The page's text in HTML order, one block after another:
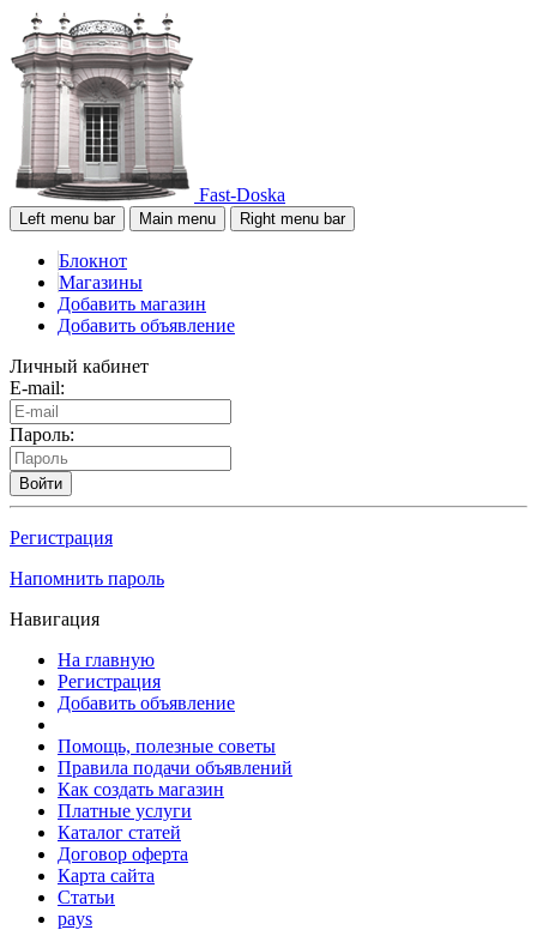
Fast-Doska
Left menu bar Main menu Right menu bar
Блокнот
Магазины
Добавить магазин
Добавить объявление
Личный кабинет
E-mail:
Пароль:
Войти
Регистрация
Напомнить пароль
Навигация
На главную
Регистрация
Добавить объявление
Помощь, полезные советы
Правила подачи объявлений
Как создать магазин
Платные услуги
Каталог статей
Договор оферта
Карта сайта
Статьи
pays